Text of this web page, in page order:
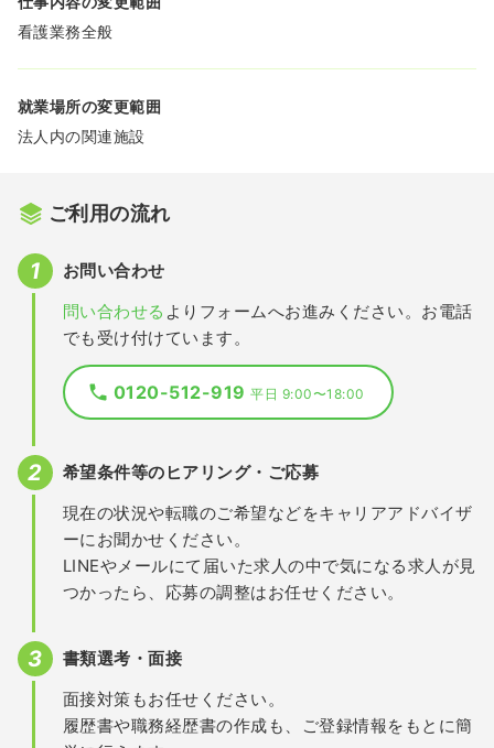
看護業務全般
就業場所の変更範囲
法人内の関連施設
ご利用の流れ
お問い合わせ
問い合わせる よりフォームへお進みください。お電話
でも受け付けています。
0120-512-919平日 9:00〜18:00
希望条件等のヒアリング・ご応募
現在の状況や転職のご希望などをキャリアアドバイザ
ーにお聞かせください。
LINEやメールにて届いた求人の中で気になる求人が見
つかったら、応募の調整はお任せください。
書類選考・面接
面接対策もお任せください。
履歴書や職務経歴書の作成も、ご登録情報をもとに簡